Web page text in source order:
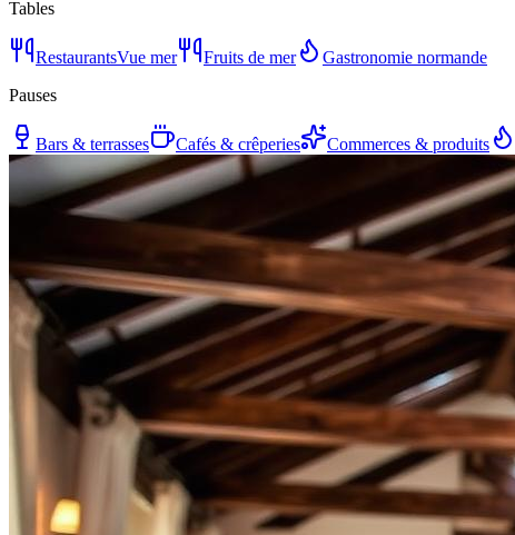
Tables
RestaurantsVue mer Fruits de mer
Gastronomie normande
Pauses
Bars & terrasses Cafés & crêperies Commerces & produits